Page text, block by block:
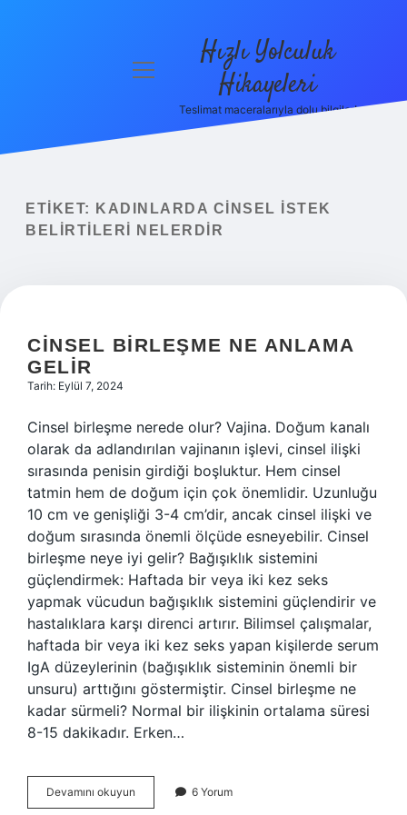
Yasal Uyarı
menüyü
Hızlı Yolculuk
Hikayeleri
Teslimat maceralarıyla dolu bilgiler!
ETIKET:
KADINLARDA CINSEL ISTEK
BELIRTILERI NELERDIR
CINSEL BIRLEŞME NE ANLAMA
GELIR
Tarih: Eylül 7, 2024
Cinsel birleşme nerede olur? Vajina. Doğum kanalı
olarak da adlandırılan vajinanın işlevi, cinsel ilişki
sırasında penisin girdiği boşluktur. Hem cinsel
tatmin hem de doğum için çok önemlidir. Uzunluğu
10 cm ve genişliği 3-4 cm’dir, ancak cinsel ilişki ve
doğum sırasında önemli ölçüde esneyebilir. Cinsel
birleşme neye iyi gelir? Bağışıklık sistemini
güçlendirmek: Haftada bir veya iki kez seks
yapmak vücudun bağışıklık sistemini güçlendirir ve
hastalıklara karşı direnci artırır. Bilimsel çalışmalar,
haftada bir veya iki kez seks yapan kişilerde serum
IgA düzeylerinin (bağışıklık sisteminin önemli bir
unsuru) arttığını göstermiştir. Cinsel birleşme ne
kadar sürmeli? Normal bir ilişkinin ortalama süresi
8-15 dakikadır. Erken…
Devamını okuyun
Birleşme
6 Yorum